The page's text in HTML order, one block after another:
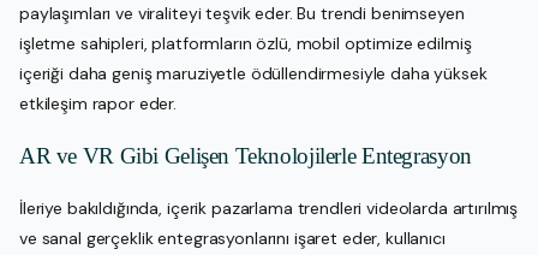
paylaşımları ve viraliteyi teşvik eder. Bu trendi benimseyen
işletme sahipleri, platformların özlü, mobil optimize edilmiş
içeriği daha geniş maruziyetle ödüllendirmesiyle daha yüksek
etkileşim rapor eder.
AR ve VR Gibi Gelişen Teknolojilerle Entegrasyon
İleriye bakıldığında, içerik pazarlama trendleri videolarda artırılmış
ve sanal gerçeklik entegrasyonlarını işaret eder, kullanıcı